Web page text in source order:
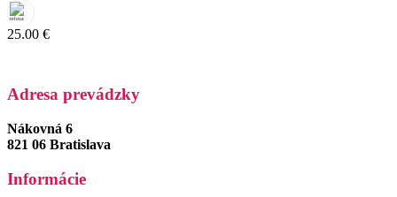
25.00 €
Adresa prevádzky
Nákovná 6
821 06 Bratislava
Informácie